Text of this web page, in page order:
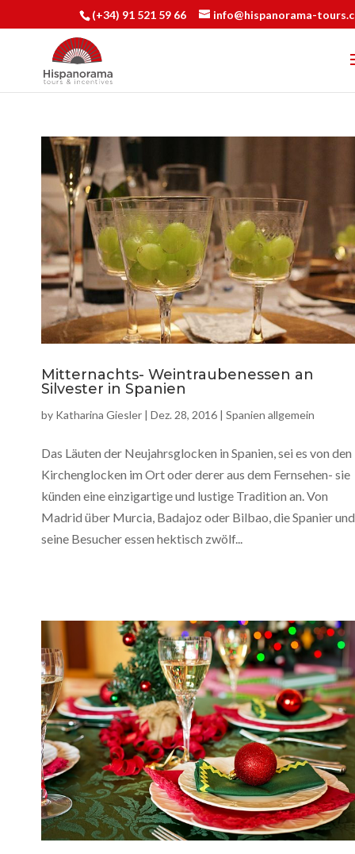
(+34) 91 521 59 66 info@hispanorama-
Mitternachts- Weintraubenessen an
Silvester in Spanien
by Katharina Giesler | Dez. 28, 2016 | Spanien allgemein
Das Läuten der Neujahrsglocken in Spanien, sei es von den
Kirchenglocken im Ort oder derer aus dem Fernsehen- sie
künden eine einzigartige und lustige Tradition an. Von
Madrid über Murcia, Badajoz oder Bilbao, die Spanier und
seine Besucher essen hektisch zwölf...